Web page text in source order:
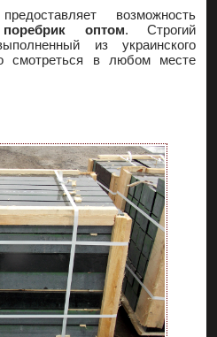
возможность
оптом. Строгий
из украинского
смотреться в любом месте